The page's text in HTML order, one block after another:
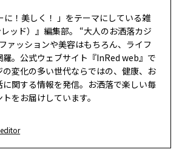
に！美しく！ 」をテーマにしている雑
ッド）』編集部。 “大人のお洒落カジ
ァッションや美容はもちろん、ライフ
羅。公式ウェブサイト『InRed web』で
の変化の多い世代ならではの、健康、お
関する情報を発信。お洒落で楽しい毎
をお届けしています。